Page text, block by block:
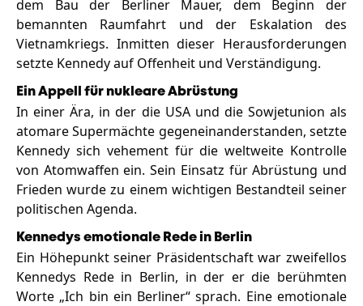
dem Bau der Berliner Mauer, dem Beginn der
bemannten Raumfahrt und der Eskalation des
Vietnamkriegs. Inmitten dieser Herausforderungen
setzte Kennedy auf Offenheit und Verständigung.
Ein Appell für nukleare Abrüstung
In einer Ära, in der die USA und die Sowjetunion als
atomare Supermächte gegeneinanderstanden, setzte
Kennedy sich vehement für die weltweite Kontrolle
von Atomwaffen ein. Sein Einsatz für Abrüstung und
Frieden wurde zu einem wichtigen Bestandteil seiner
politischen Agenda.
Kennedys emotionale Rede in Berlin
Ein Höhepunkt seiner Präsidentschaft war zweifellos
Kennedys Rede in Berlin, in der er die berühmten
Worte „Ich bin ein Berliner“ sprach. Eine emotionale